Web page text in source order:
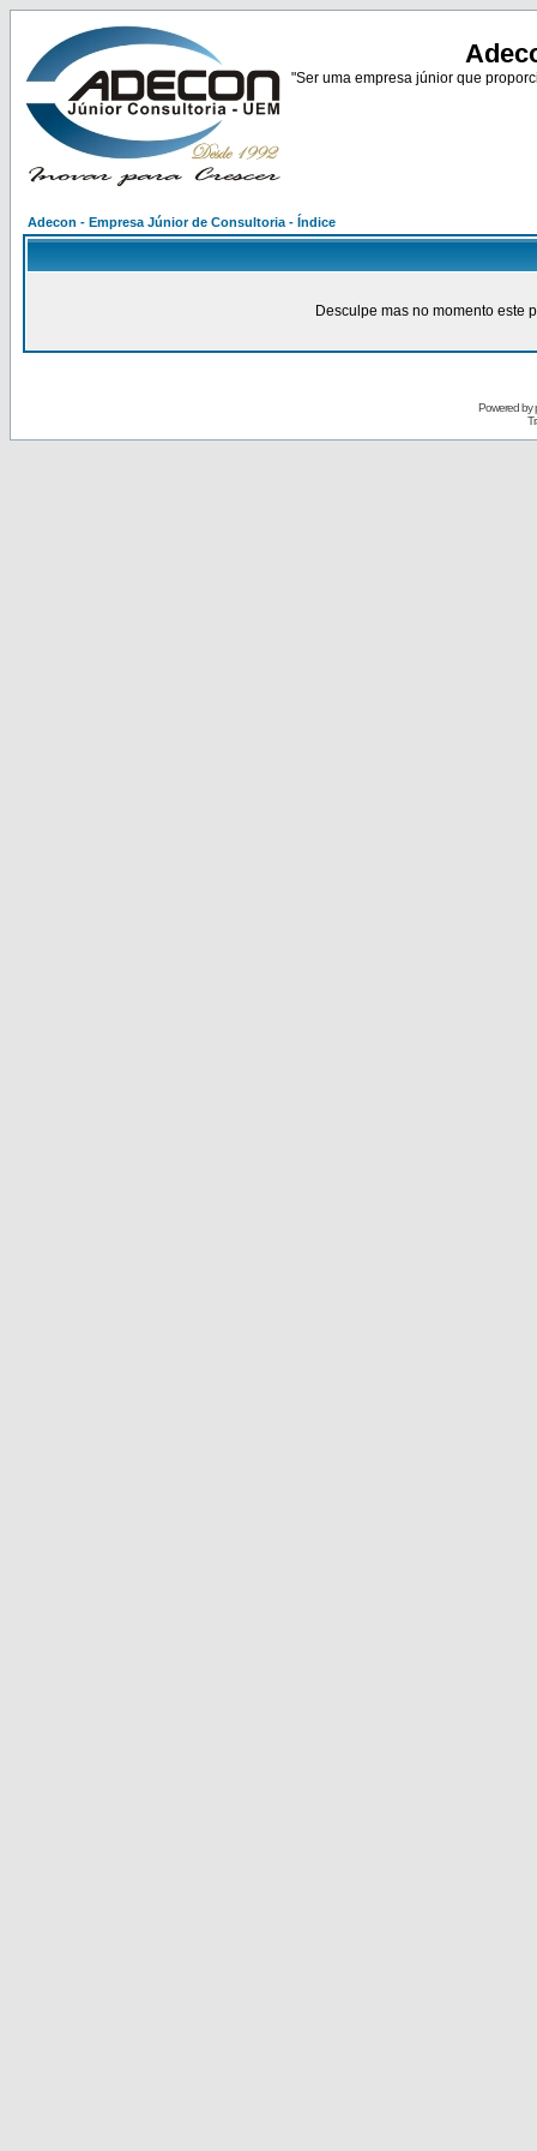
"Ser uma empresa júnior que
Adecon - Empresa Júnior de Consultoria - Índice
Desculpe mas no momento este
Powered by